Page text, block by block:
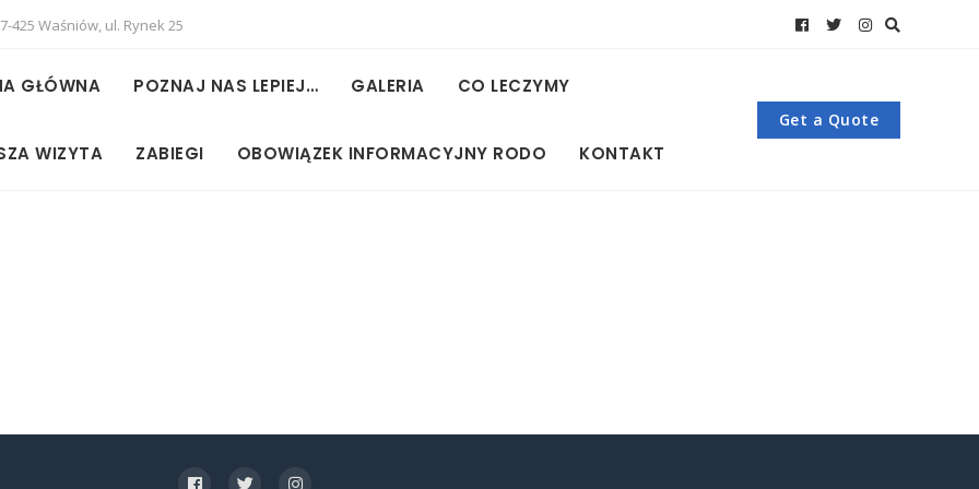
425 Waśniów, ul. Rynek 25
GŁÓWNA POZNAJ NAS LEPIEJ… GALERIA CO LECZYMY
WIZYTA ZABIEGI OBOWIĄZEK INFORMACYJNY RODO KONTAKT
Get a Quote